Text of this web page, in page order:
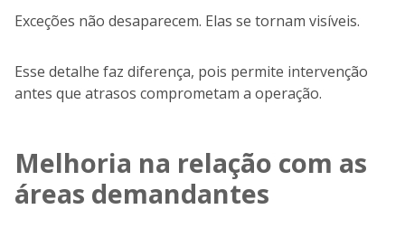
Exceções não desaparecem. Elas se tornam visíveis.
Esse detalhe faz diferença, pois permite intervenção
antes que atrasos comprometam a operação.
Melhoria na relação com as
áreas demandantes